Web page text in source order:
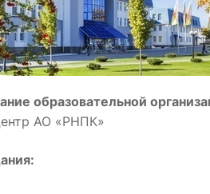
Контакты
образовательной
АО «РНПК»